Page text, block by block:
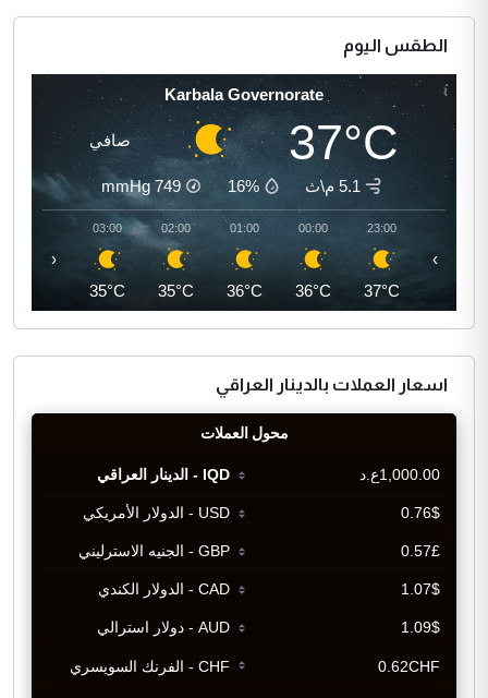
الطقس اليوم
Karbala Governorate
37°C صافي
5.1 م\ث 16%
749
mmHg
23:00
37°C
00:00
36°C
01:00
36°C
02:00
35°C
03:00
35°C
‹ ›
اسعار العملات بالدينار العراقي